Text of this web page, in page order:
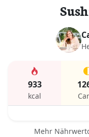
933
kcal
Mehr